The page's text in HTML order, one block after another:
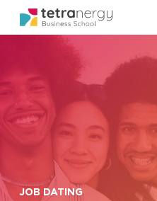
Skip
to
content
JOB DATING